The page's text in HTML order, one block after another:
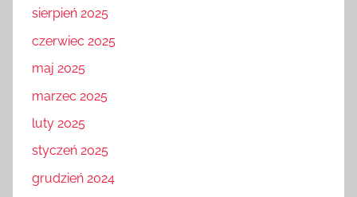
sierpień 2025
czerwiec 2025
maj 2025
marzec 2025
luty 2025
styczeń 2025
grudzień 2024